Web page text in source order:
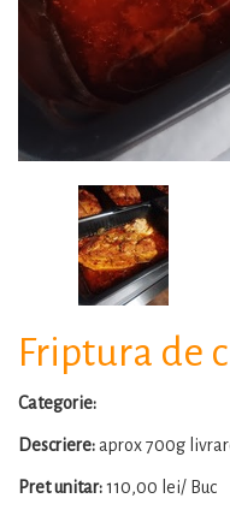
Friptura de
Categorie:
Descriere:aprox 700g
Pret unitar:110,00 lei/ Buc